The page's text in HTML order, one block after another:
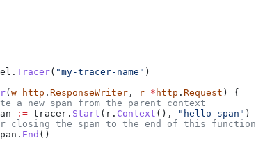
. Tracer( "my-tracer-name" )
( w http . ResponseWriter , r * http . Request ) {
a new span from the parent context
:= tracer . Start ( r . Context (), "hello-span" )
closing the span to the end of this function
. End ()